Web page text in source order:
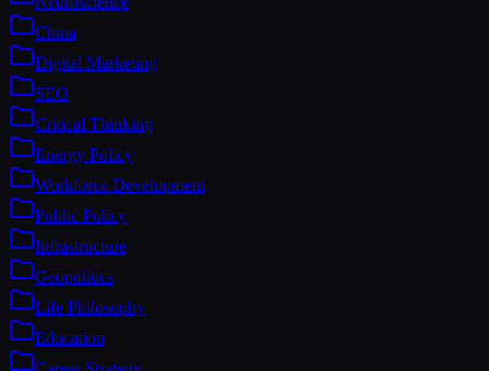
China
Digital Marketing
SEO
Critical Thinking
Energy Policy
Workforce Development
Public Policy
Infrastructure
Geopolitics
Life Philosophy
Education